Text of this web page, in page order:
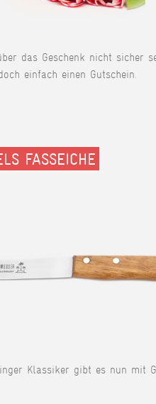
das Geschenk nicht sicher
einfach einen Gutschein.
FASSEICHE
Klassiker gibt es nun mit